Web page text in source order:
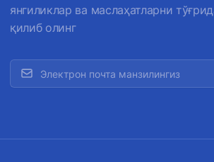
янгиликлар ва маслаҳатларни
қилиб олинг